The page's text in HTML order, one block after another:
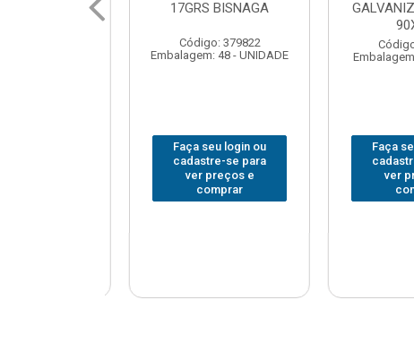
GALVANIZADO PERFIL
Código: 379867
Embalagem: 1 - UNIDADE
Faça seu login ou
cadastre-se para
ver preços e
comprar
COM
Código:
Faça seu
ver